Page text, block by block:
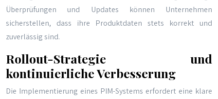
Überprüfungen und Updates können Unternehmen
sicherstellen, dass ihre Produktdaten stets korrekt und
zuverlässig sind.
Rollout-Strategie und
kontinuierliche Verbesserung
Die Implementierung eines PIM-Systems erfordert eine klare